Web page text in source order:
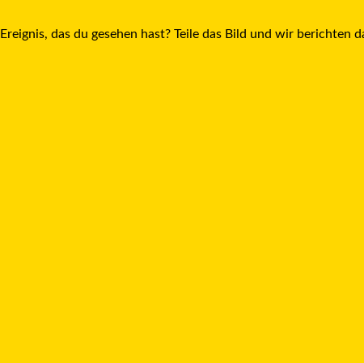
das du gesehen hast? Teile das Bild und wir berichten